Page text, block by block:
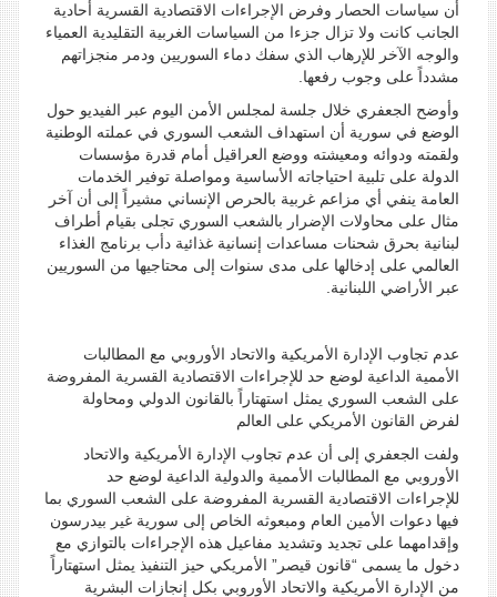
أن سياسات الحصار وفرض الإجراءات الاقتصادية القسرية أحادية
الجانب كانت ولا تزال جزءا من السياسات الغربية التقليدية العمياء
والوجه الآخر للإرهاب الذي سفك دماء السوريين ودمر منجزاتهم
مشدداً على وجوب رفعها.
وأوضح الجعفري خلال جلسة لمجلس الأمن اليوم عبر الفيديو حول
الوضع في سورية أن استهداف الشعب السوري في عملته الوطنية
ولقمته ودوائه ومعيشته ووضع العراقيل أمام قدرة مؤسسات
الدولة على تلبية احتياجاته الأساسية ومواصلة توفير الخدمات
العامة ينفي أي مزاعم غربية بالحرص الإنساني مشيراً إلى أن آخر
مثال على محاولات الإضرار بالشعب السوري تجلى بقيام أطراف
لبنانية بحرق شحنات مساعدات إنسانية غذائية دأب برنامج الغذاء
العالمي على إدخالها على مدى سنوات إلى محتاجيها من السوريين
عبر الأراضي اللبنانية.
عدم تجاوب الإدارة الأمريكية والاتحاد الأوروبي مع المطالبات
الأممية الداعية لوضع حد للإجراءات الاقتصادية القسرية المفروضة
على الشعب السوري يمثل استهتاراً بالقانون الدولي ومحاولة
لفرض القانون الأمريكي على العالم
ولفت الجعفري إلى أن عدم تجاوب الإدارة الأمريكية والاتحاد
الأوروبي مع المطالبات الأممية والدولية الداعية لوضع حد
للإجراءات الاقتصادية القسرية المفروضة على الشعب السوري بما
فيها دعوات الأمين العام ومبعوثه الخاص إلى سورية غير بيدرسون
وإقدامهما على تجديد وتشديد مفاعيل هذه الإجراءات بالتوازي مع
دخول ما يسمى “قانون قيصر” الأمريكي حيز التنفيذ يمثل استهتاراً
من الإدارة الأمريكية والاتحاد الأوروبي بكل إنجازات البشرية